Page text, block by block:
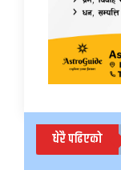
धेरै पढिएको